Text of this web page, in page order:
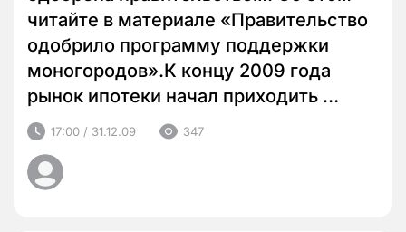
читайте в материале «Правительство
одобрило программу поддержки
моногородов».К концу 2009 года
рынок ипотеки начал приходить …
17:00 / 31.12.09 347